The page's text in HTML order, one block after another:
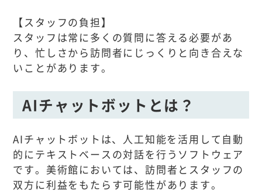
【スタッフの負担】
スタッフは常に多くの質問に答える必要があ
り、忙しさから訪問者にじっくりと向き合えな
いことがあります。
AIチャットボットとは？
AIチャットボットは、人工知能を活用して自動
的にテキストベースの対話を行うソフトウェア
です。美術館においては、訪問者とスタッフの
双方に利益をもたらす可能性があります。